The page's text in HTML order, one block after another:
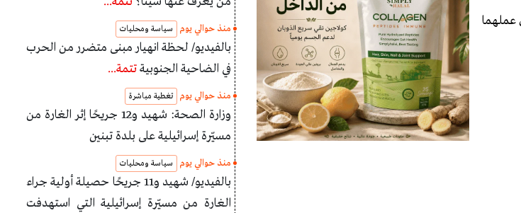
عملهما
منذ حوالي يوم سياسة ومحليات
بالفيديو/ لحظة انهيار مبنى متضرر من الحرب
في الضاحية الجنوبيةتتمة...
منذ حوالي يوم تغطية مباشرة
وزارة الصحة: شهيد و12 جريحًا إثر الغارة من
مسيّرة إسرائيلية على بلدة تبنين
منذ حوالي يوم سياسة ومحليات
بالفيديو/ شهيد و11 جريحًا حصيلة أولية جراء
الغارة من مسيّرة إسرائيلية التي استهدفت